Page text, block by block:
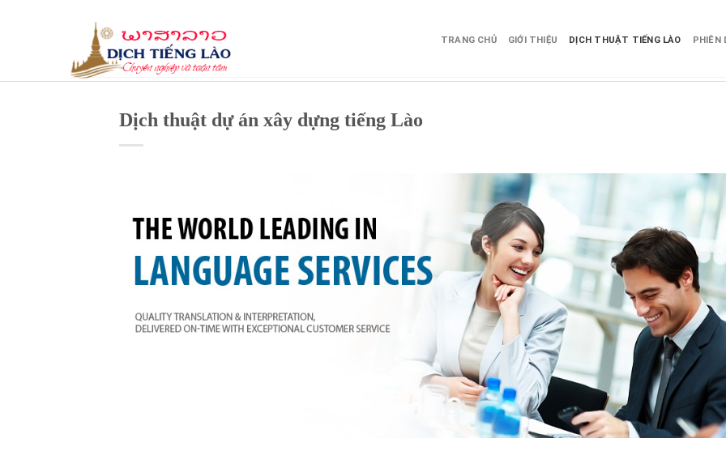
TRANG CHỦ GIỚI THIỆU DỊCH THUẬT TIẾNG LÀO PHIÊN
Dịch thuật dự án xây dựng tiếng Lào